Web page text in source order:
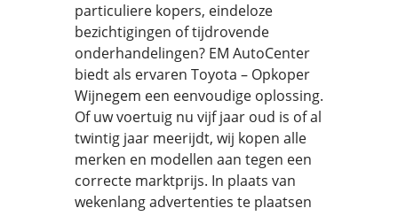
particuliere kopers, eindeloze
bezichtigingen of tijdrovende
onderhandelingen? EM AutoCenter
biedt als ervaren Toyota – Opkoper
Wijnegem een eenvoudige oplossing.
Of uw voertuig nu vijf jaar oud is of al
twintig jaar meerijdt, wij kopen alle
merken en modellen aan tegen een
correcte marktprijs. In plaats van
wekenlang advertenties te plaatsen